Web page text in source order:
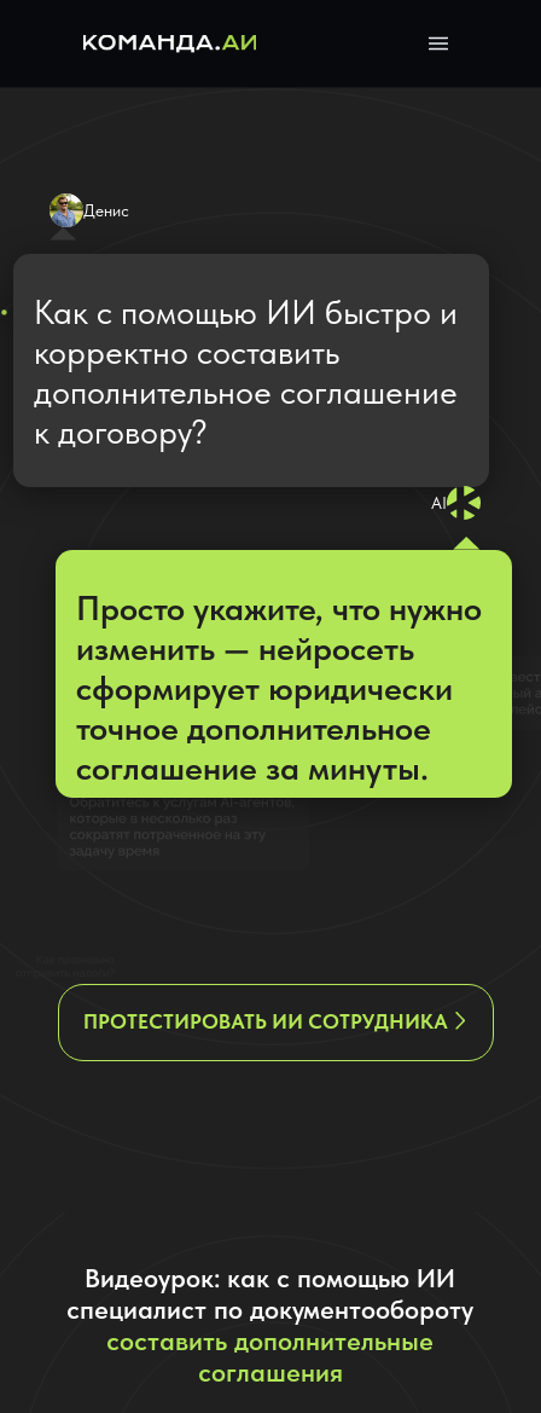
Как с помощью ИИ быстро и
корректно составить
к договору?
ПРОТЕСТИРОВАТЬ ИИ СОТРУДНИКА
Просто укажите, что нужно
сформирует юридически
соглашение за минуты.
соглашения